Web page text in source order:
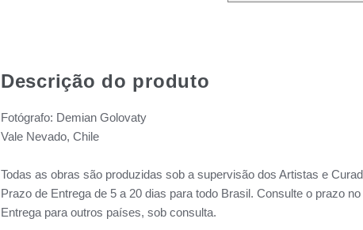
Descrição do produto
Fotógrafo: Demian Golovaty
Vale Nevado, Chile
Todas as obras são produzidas sob a supervisão dos Artistas e
Prazo de Entrega de 5 a 20 dias para todo Brasil. Consulte o prazo
Entrega para outros países, sob consulta.